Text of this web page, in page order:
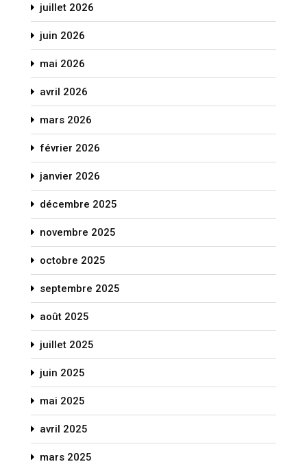
juillet 2026
juin 2026
mai 2026
avril 2026
mars 2026
février 2026
janvier 2026
décembre 2025
novembre 2025
octobre 2025
septembre 2025
août 2025
juillet 2025
juin 2025
mai 2025
avril 2025
mars 2025